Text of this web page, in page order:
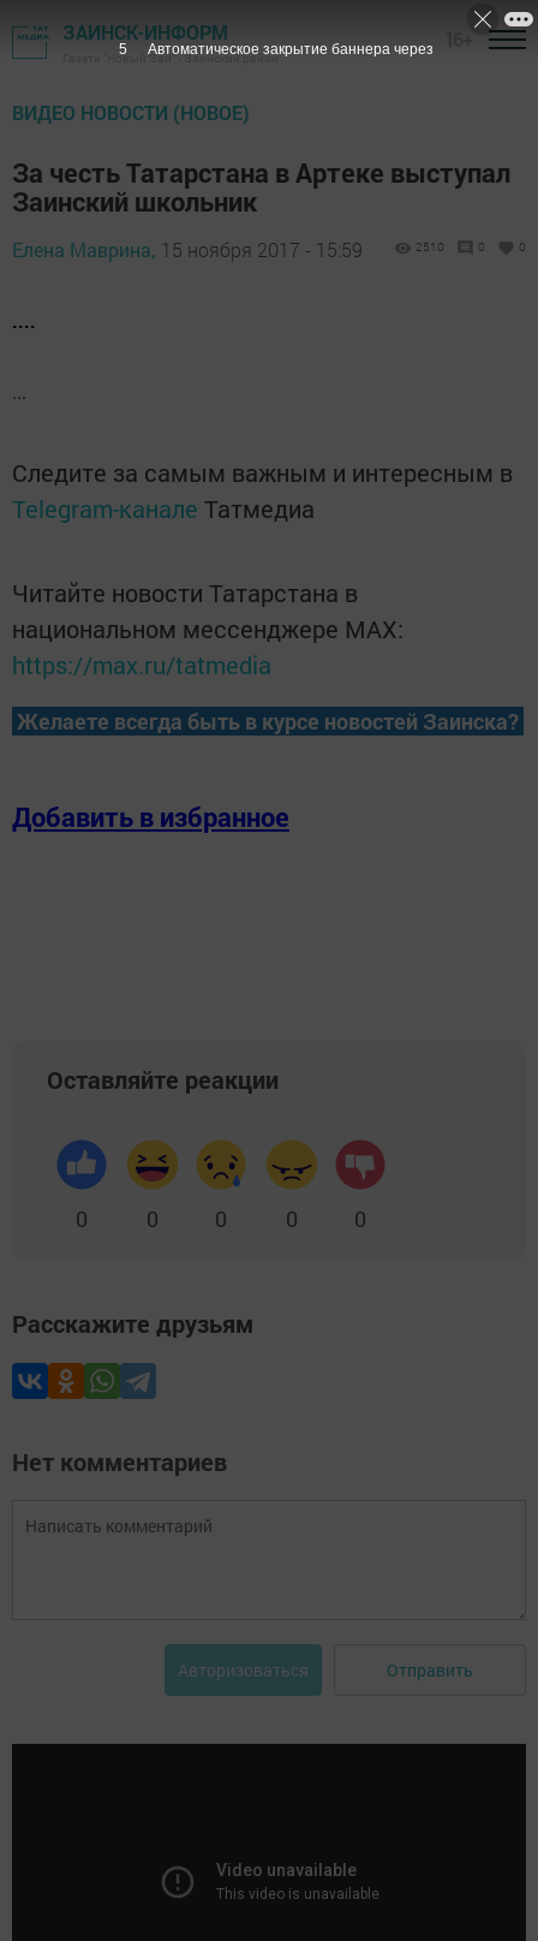
ЗАИНСК-ИНФОРМ
Газета "Новый Зай" - Заинский район
ВИДЕО НОВОСТИ (НОВОЕ)
За честь Татарстана в Артеке выступал
Заинский школьник
Елена Маврина, 15 ноября 2017 - 15:59 2510 0 0
....
...
Следите за самым важным и интересным в
Telegram-канале Татмедиа
Читайте новости Татарстана в
национальном мессенджере MАХ:
https://max.ru/tatmedia
Желаете всегда быть в курсе новостей Заинска?
Добавить в избранное
Оставляйте реакции
0 0 0 0 0
Расскажите друзьям
Нет комментариев
Авторизоваться Отправить
5 Автоматическое закрытие баннера через